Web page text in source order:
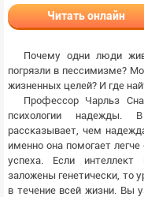
Читать онлайн
Почему одни люди
погрязли в пессимизме?
жизненных целей? И где
Профессор Чарльз
психологии надежды.
рассказывает, чем
именно она помогает
успеха. Если
заложены генетически,
в течение всей жизни. Вы